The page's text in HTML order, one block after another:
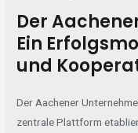
Der
Ein
und
Der Aachener
zentrale Plattform